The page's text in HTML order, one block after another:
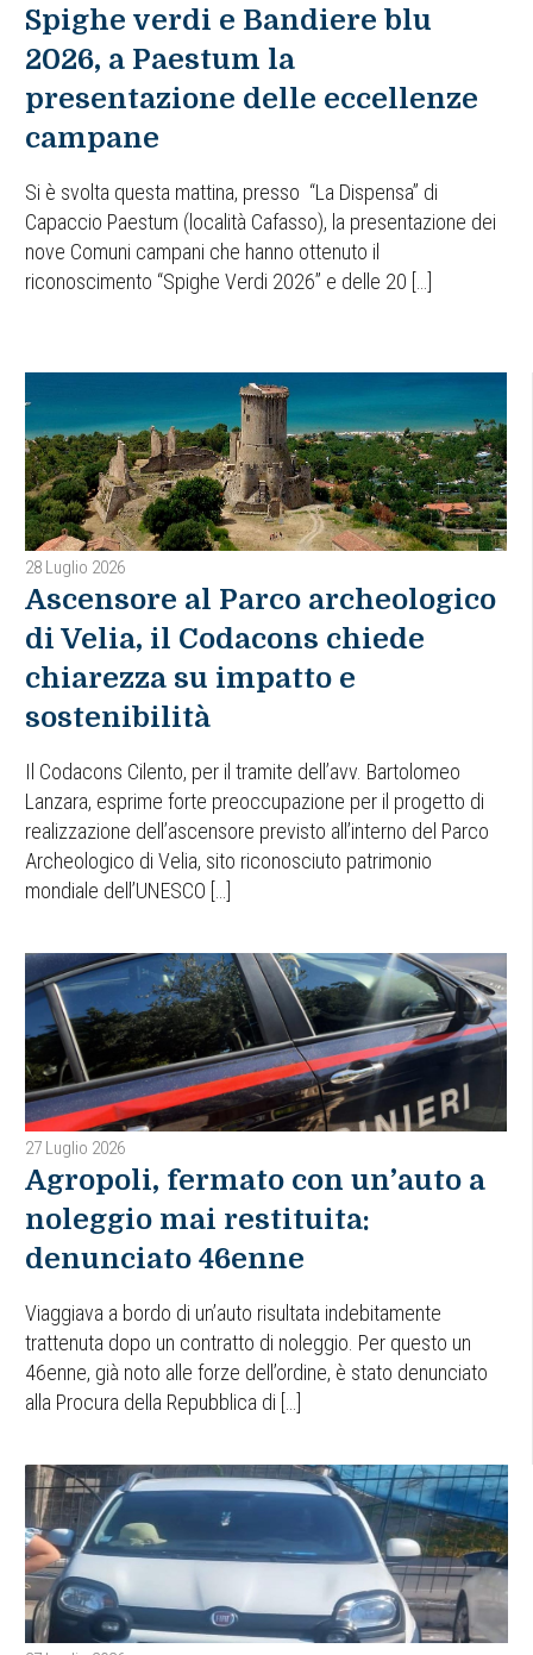
Spighe verdi e Bandiere blu
2026, a Paestum la
presentazione delle eccellenze
campane
Si è svolta questa mattina, presso “La Dispensa” di
Capaccio Paestum (località Cafasso), la presentazione dei
nove Comuni campani che hanno ottenuto il
riconoscimento “Spighe Verdi 2026” e delle 20 […]
28 Luglio 2026
Ascensore al Parco archeologico
di Velia, il Codacons chiede
chiarezza su impatto e
sostenibilità
Il Codacons Cilento, per il tramite dell’avv. Bartolomeo
Lanzara, esprime forte preoccupazione per il progetto di
realizzazione dell’ascensore previsto all’interno del Parco
Archeologico di Velia, sito riconosciuto patrimonio
mondiale dell’UNESCO […]
27 Luglio 2026
Agropoli, fermato con un’auto a
noleggio mai restituita:
denunciato 46enne
Viaggiava a bordo di un’auto risultata indebitamente
trattenuta dopo un contratto di noleggio. Per questo un
46enne, già noto alle forze dell’ordine, è stato denunciato
alla Procura della Repubblica di […]